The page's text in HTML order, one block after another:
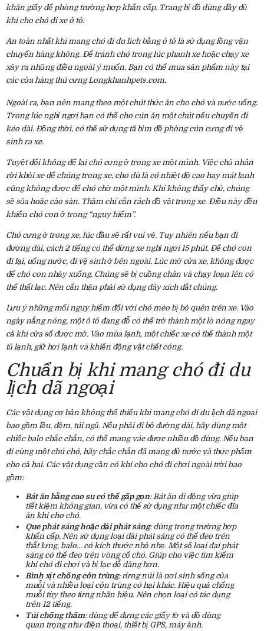
khăn giấy để phòng trường hợp khẩn cấp. Trang bị đồ dùng đầy đủ
khi cho chó đi xe ô tô.
An toàn nhất khi mang chó đi du lich bằng ô tô là sử dụng lồng vận
chuyển hàng không. Để tránh chó trong lúc phanh xe hoặc chạy xe
xảy ra những điều ngoài ý muốn. Bạn có thể mua sản phẩm này tại
các cửa hàng thú cưng Longkhanhpets.com.
Ngoài ra, bạn nên mang theo một chút thức ăn cho chó và nước uống.
Trong lúc nghỉ ngơi bạn có thể cho cún ăn một chút nếu chuyến đi
kéo dài. Đồng thời, có thể sử dụng tã bỉm đề phòng cún cưng đi vệ
sinh ra xe.
Tuyệt đối không để lại chó cưng ở trong xe một mình. Việc chủ nhân
rời khỏi xe để chúng trong xe, cho dù là có nhiệt độ cao hay mát lạnh
cũng không được để chó chờ một mình. Khi không thấy chủ, chúng
sẽ sủa hoặc cào sàn. Thậm chí cắn rách đồ vật trong xe. Điều này đều
khiến chó con ở trong “nguy hiểm”.
Chó cưng ở trong xe, lúc đầu sẽ rất vui vẻ. Tuy nhiên nếu bạn đi
đường dài, cách 2 tiếng có thể dừng xe nghỉ ngơi 15 phút. Để chó con
đi lại, uống nước, đi vệ sinh ở bên ngoài. Lúc mở cửa xe, không được
để chó con nhảy xuống. Chúng sẽ bị cuồng chân và chạy loạn lên có
thể thất lạc. Nên cẩn thận phải sử dụng dây xích dắt chúng.
Lưu ý những mối nguy hiểm đối với chó mèo bị bỏ quên trên xe. Vào
ngày nắng nóng, một ô tô đang đỗ có thể trở thành một lò nóng ngay
cả khi cửa sổ được mở. Vào mùa lạnh, một chiếc xe có thể thành một
tủ lạnh, giữ hơi lạnh và khiến động vật chết cóng.
Chuẩn bị khi mang chó đi du
lịch dã ngoại
Các vật dụng cơ bản không thể thiếu khi mang chó đi du lịch dã ngoại
bao gồm lều, đệm, túi ngủ. Nếu phải đi bộ đường dài, hãy dùng một
chiếc balo chắc chắn, có thể mang vác được nhiều đồ dùng. Nếu bạn
đi cùng một chú chó, hãy chắc chắn đã mang đủ nước và thực phẩm
cho cả hai. Các vật dụng cần có khi cho chó đi chơi ngoài trời bao
gồm:
Bát ăn bằng cao su có thể gấp gọn: Bát ăn di động vừa giúp
tiết kiệm không gian, vừa có thể sử dụng như một chiếc đĩa
ăn khi cho chó.
Que phát sáng hoặc dải phát sáng: dùng trong trường hợp
khẩn cấp. Nên sử dụng loại dải phát sáng có thể đeo trên
thắt lưng, balo… có kích thước nhỏ nhẹ. Một số loại đai phát
sáng có thể đeo trên vòng cổ chó. Giúp cho việc tìm kiếm
khi chó đi chơi và bị lạc dễ dàng hơn.
Bình xịt chống côn trùng: rừng núi là nơi sinh sống của
muỗi và nhiều loại côn trùng có hại khác. Hiệu quả chống
muỗi tùy theo từng nhãn hiệu. Nên chọn loại có tác dụng
trên 12 tiếng.
Túi chống thấm: dùng để đựng các giấy tờ và đồ dùng
quan trọng như điện thoại, thiết bị GPS, máy ảnh.